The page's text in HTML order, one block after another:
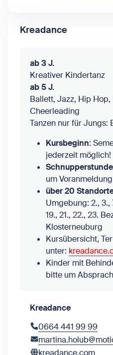
Kreadance
ab 3 J.
Kreativer Kindertanz
ab 5 J.
Ballett, Jazz, Hip
Cheerleading
Tanzen nur für Jungs:
Kursbeginn:
jederzeit möglich!
Schnupperstunde
um
über 20
Umgebung: 2., 3.,
19., 21., 22., 23.
Klosterneuburg
Kursübersicht,
unter:
Kinder mit
bitte um
Kreadance
0664 441 99 99
kreadance.com